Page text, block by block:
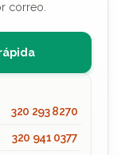
correo.
320 293 8270
320 941 0377